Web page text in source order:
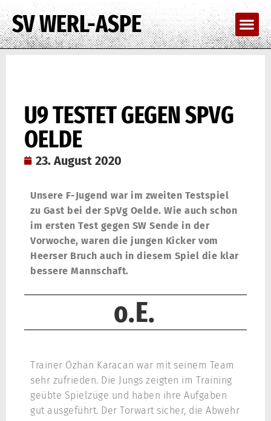
SV WERL-ASPE
U9 TESTET GEGEN SPVG
OELDE
23. August 2020
Unsere F-Jugend war im zweiten Testspiel
zu Gast bei der SpVg Oelde. Wie auch schon
im ersten Test gegen SW Sende in der
Vorwoche, waren die jungen Kicker vom
Heerser Bruch auch in diesem Spiel die klar
bessere Mannschaft.
o.E.
Trainer Özhan Karacan war mit seinem Team
sehr zufrieden. Die Jungs zeigten im Training
geübte Spielzüge und haben ihre Aufgaben
gut ausgeführt. Der Torwart sicher, die Abwehr